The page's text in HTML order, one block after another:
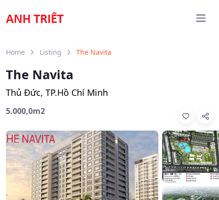
Home Listing The Navita
The Navita
Thủ Đức, TP.Hồ Chí Minh
5.000,0m2